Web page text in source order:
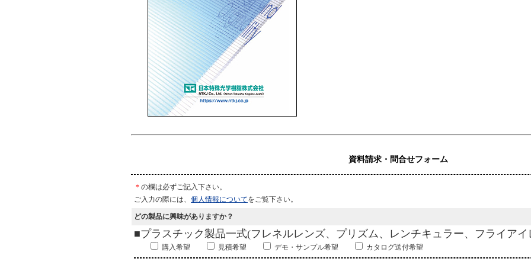
資料請求・問合せフォーム
＊ の欄は必ずご記入下さい。
ご入力の際には、 個人情報についてをご覧下さい。
どの製品に興味がありますか？
■プラスチック製品一式(フレネルレンズ、プリズム、レンチキュラー、フライアイ
購入希望 見積希望 デモ・サンプル希望 カタログ送付希望